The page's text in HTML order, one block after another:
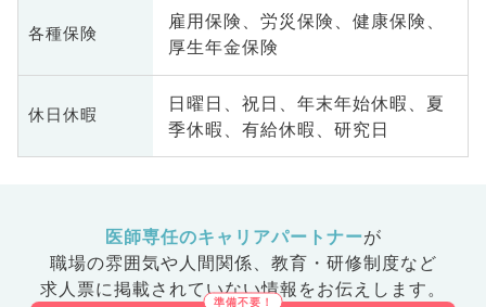
各種保険
雇用保険、労災保険、健康保険、
厚生年金保険
休日休暇
日曜日、祝日、年末年始休暇、夏
季休暇、有給休暇、研究日
医師専任のキャリアパートナーが
職場の雰囲気や人間関係、 教育・研修制度など
求人票に掲載されていない情報をお伝えします。